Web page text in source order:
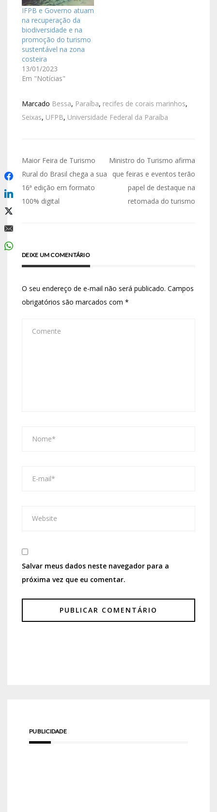
IFPB e Governo atuam
na recuperação da
biodiversidade e na
promoção do turismo
sustentável na zona
costeira
13/01/2023
Em "Notícias"
Marcado Bessa, Paraíba, recifes de corais marinhos,
Seixas, UFPB, Universidade Federal da Paraíba
Maior Feira de Turismo
Rural do Brasil chega a sua
16ª edição em formato
100% digital
Ministro do Turismo afirma
que feiras e eventos terão
papel de destaque na
retomada do turismo
DEIXE UM COMENTÁRIO
O seu endereço de e-mail não será publicado. Campos
obrigatórios são marcados com *
Salvar meus dados neste navegador para a
próxima vez que eu comentar.
PUBLICIDADE